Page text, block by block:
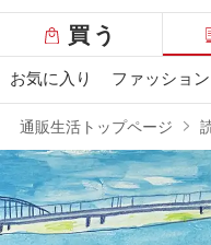
ー
バ
ニ
ュ
ー
買う
お気に入り ファッション
通販生活トップページ